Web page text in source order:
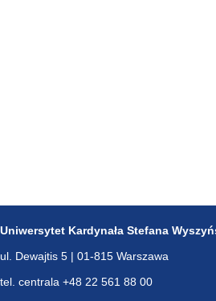
Uniwersytet Kardynała Stefana
ul. Dewajtis 5 | 01-815 Warszawa
tel. centrala +48 22 561 88 00